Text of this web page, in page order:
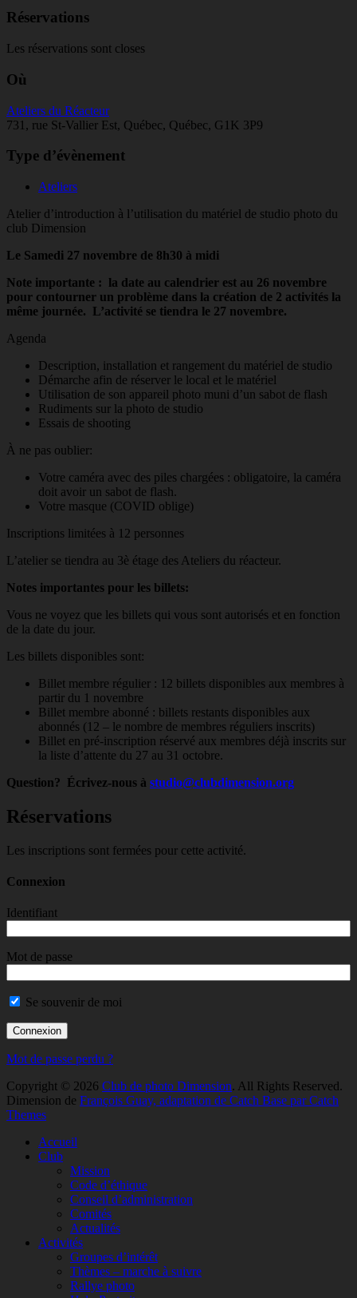
Réservations
Les réservations sont closes
Où
Ateliers du Réacteur
731, rue St-Vallier Est, Québec, Québec, G1K 3P9
Type d’évènement
Ateliers
Atelier d’introduction à l’utilisation du matériel de studio photo du
club Dimension
Le Samedi 27 novembre de 8h30 à midi
Note importante : la date au calendrier est au 26 novembre
pour contourner un problème dans la création de 2 activités la
même journée. L’activité se tiendra le 27 novembre.
Agenda
Description, installation et rangement du matériel de studio
Démarche afin de réserver le local et le matériel
Utilisation de son appareil photo muni d’un sabot de flash
Rudiments sur la photo de studio
Essais de shooting
À ne pas oublier:
Votre caméra avec des piles chargées : obligatoire, la caméra
doit avoir un sabot de flash.
Votre masque (COVID oblige)
Inscriptions limitées à 12 personnes
L’atelier se tiendra au 3è étage des Ateliers du réacteur.
Notes importantes pour les billets:
Vous ne voyez que les billets qui vous sont autorisés et en fonction
de la date du jour.
Les billets disponibles sont:
Billet membre régulier : 12 billets disponibles aux membres à
partir du 1 novembre
Billet membre abonné : billets restants disponibles aux
abonnés (12 – le nombre de membres réguliers inscrits)
Billet en pré-inscription réservé aux membres déjà inscrits sur
la liste d’attente du 27 au 31 octobre.
Question? Écrivez-nous à studio@clubdimension.org
Réservations
Les inscriptions sont fermées pour cette activité.
Connexion
Identifiant
Mot de passe
Se souvenir de moi
Mot de passe perdu ?
Copyright © 2026 Club de photo Dimension. All Rights Reserved.
Dimension de François Guay, adaptation de Catch Base par Catch
Themes
remonterAccueil
Club
Mission
Code d’éthique
Conseil d’administration
Comités
Actualités
Activités
Groupes d’intérêt
Thèmes – marche à suivre
Rallye photo